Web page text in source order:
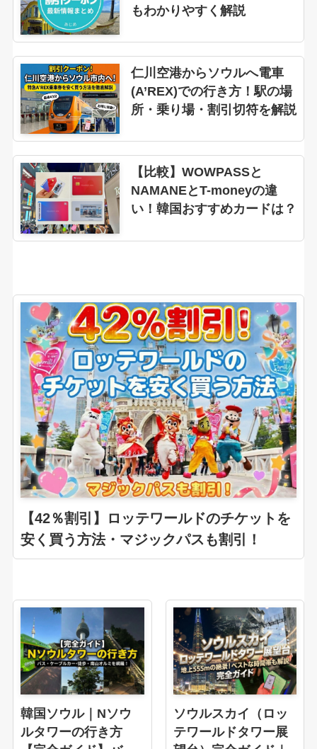
もわかりやすく解説
仁川空港からソウルへ電車
(A’REX)での行き方！駅の場
所・乗り場・割引切符を解説
【比較】WOWPASSと
NAMANEとT-moneyの違
い！韓国おすすめカードは？
【42％割引】ロッテワールドのチケットを
安く買う方法・マジックパスも割引！
韓国ソウル｜Nソウ
ルタワーの行き方
ソウルスカイ（ロッ
テワールドタワー展